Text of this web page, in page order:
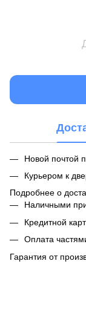
Новой почтой
Курьером к
Подробнее о
Наличными
Кредитной
Оплата
Гарантия от